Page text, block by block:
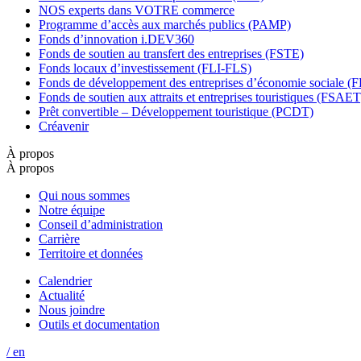
NOS experts dans VOTRE commerce
Programme d’accès aux marchés publics (PAMP)
Fonds d’innovation i.DEV360
Fonds de soutien au transfert des entreprises (FSTE)
Fonds locaux d’investissement (FLI-FLS)
Fonds de développement des entreprises d’économie sociale
Fonds de soutien aux attraits et entreprises touristiques
Prêt convertible – Développement touristique (PCDT)
Créavenir
À propos
À propos
Qui nous sommes
Notre équipe
Conseil d’administration
Carrière
Territoire et données
Calendrier
Actualité
Nous joindre
Outils et documentation
/ en